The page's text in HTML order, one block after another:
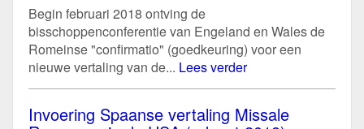
Begin februari 2018 ontving de
bisschoppenconferentie van Engeland en Wales de
Romeinse "confirmatio" (goedkeuring) voor een
nieuwe vertaling van de... Lees verder
Invoering Spaanse vertaling Missale